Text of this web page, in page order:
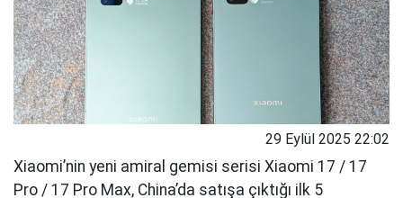
29 Eylül 2025 22:02
Xiaomi’nin yeni amiral gemisi serisi Xiaomi 17 / 17
Pro / 17 Pro Max, China’da satışa çıktığı ilk 5